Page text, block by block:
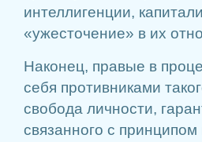
интеллигенции,
«ужесточение» в их
Наконец, правые в
себя противниками
свобода личности,
связанного с